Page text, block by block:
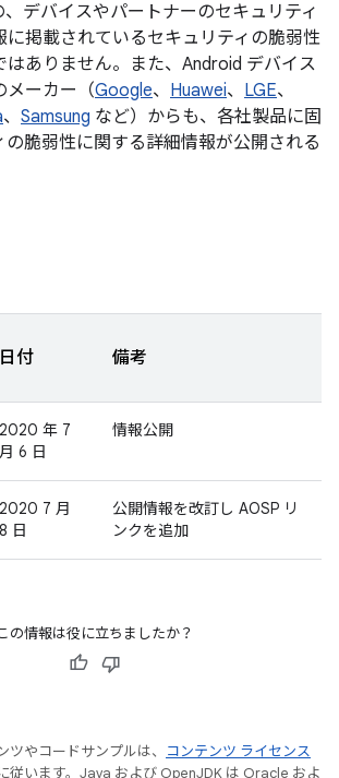
、デバイスやパートナーのセキュリティ
に掲載されているセキュリティの脆弱性
はありません。また、Android デバイス
メーカー（Google、 Huawei、 LGE、
、 Samsung など）からも、各社製品に固
の脆弱性に関する詳細情報が公開される
日付 備考
2020 年 7
月 6 日
情報公開
2020 7 月
8 日
公開情報を改訂し AOSP リ
ンクを追加
の情報は役に立ちましたか？
ツやコードサンプルは、
コンテンツ ライセンス
従います。Java および OpenJDK は Oracle およ